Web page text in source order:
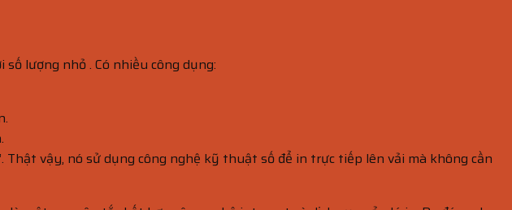
lượng nhỏ . Có nhiều công dụng:
vậy, nó sử dụng công nghệ kỹ thuật số để in trực tiếp lên vải mà không cần